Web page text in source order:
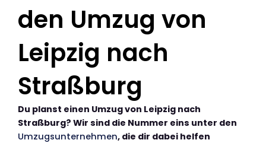
den Umzug von
Leipzig nach
Straßburg
Du planst einen Umzug von Leipzig nach
Straßburg? Wir sind die Nummer eins unter den
Umzugsunternehmen, die dir dabei helfen